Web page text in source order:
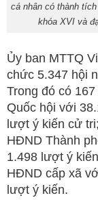
cá nhân có thành
khóa XVI và
Ủy ban MTTQ
chức 5.347 hội
Trong đó có
Quốc hội với
lượt ý kiến cử
HĐND Thành
1.498 lượt ý
HĐND cấp xã
lượt ý kiến.